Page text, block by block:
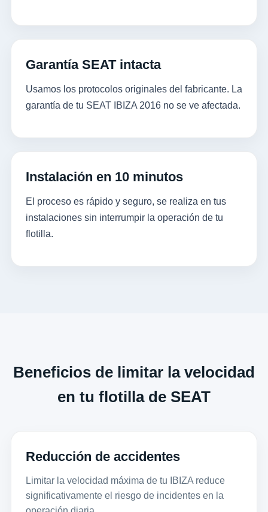
Garantía SEAT intacta
Usamos los protocolos originales del fabricante. La
garantía de tu SEAT IBIZA 2016 no se ve afectada.
Instalación en 10 minutos
El proceso es rápido y seguro, se realiza en tus
instalaciones sin interrumpir la operación de tu
flotilla.
Beneficios de limitar la velocidad
en tu flotilla de SEAT
Reducción de accidentes
Limitar la velocidad máxima de tu IBIZA reduce
significativamente el riesgo de incidentes en la